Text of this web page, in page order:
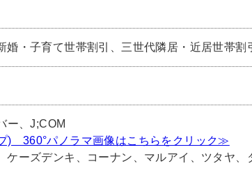
婚・子育て世帯割引、三世代隣居・近居世帯割引
ー、J;COM
) 360°パノラマ画像はこちらをクリック≫
ケーズデンキ、コーナン、マルアイ、ツタヤ、